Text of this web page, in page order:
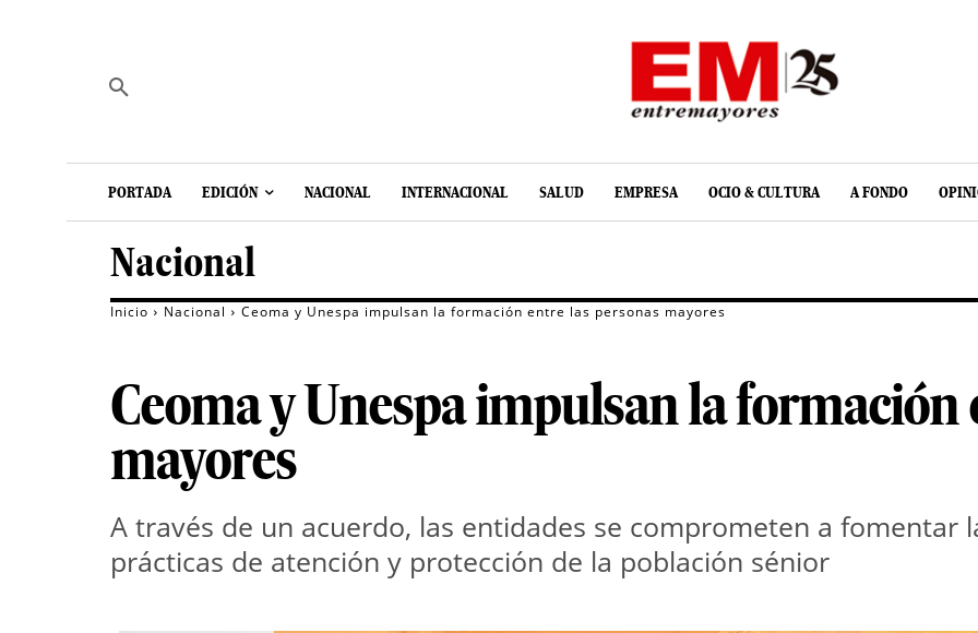
PORTADA EDICIÓN NACIONAL INTERNACIONAL SALUD EMPRESA OCIO & CULTURA A FONDO
Nacional
Inicio Nacional Ceoma y Unespa impulsan la formación entre las personas mayores
Ceoma y Unespa impulsan la formación
mayores
A través de un acuerdo, las entidades se comprometen a fomentar